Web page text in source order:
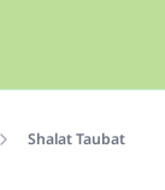
Shalat Taubat